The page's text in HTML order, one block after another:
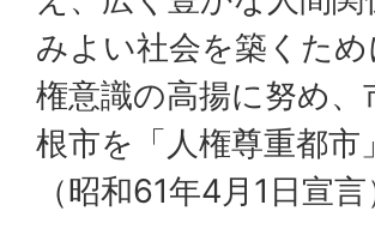
みよい社会を築くた
権意識の高揚に努め
根市を「人権尊重都
（昭和61年4月1日宣言